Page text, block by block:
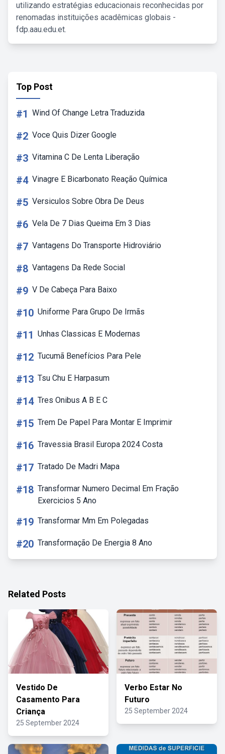
utilizando estratégias educacionais reconhecidas por
renomadas instituições acadêmicas globais -
fdp.aau.edu.et.
Top Post
#1 Wind Of Change Letra Traduzida
#2 Voce Quis Dizer Google
#3 Vitamina C De Lenta Liberação
#4 Vinagre E Bicarbonato Reação Química
#5 Versiculos Sobre Obra De Deus
#6 Vela De 7 Dias Queima Em 3 Dias
#7 Vantagens Do Transporte Hidroviário
#8 Vantagens Da Rede Social
#9 V De Cabeça Para Baixo
#10 Uniforme Para Grupo De Irmãs
#11 Unhas Classicas E Modernas
#12 Tucumã Benefícios Para Pele
#13 Tsu Chu E Harpasum
#14 Tres Onibus A B E C
#15 Trem De Papel Para Montar E Imprimir
#16 Travessia Brasil Europa 2024 Costa
#17 Tratado De Madri Mapa
#18 Transformar Numero Decimal Em Fração
Exercicios 5 Ano
#19 Transformar Mm Em Polegadas
#20 Transformação De Energia 8 Ano
Related Posts
Vestido De
Casamento Para
Criança
25 September 2024
Verbo Estar No
Futuro
25 September 2024